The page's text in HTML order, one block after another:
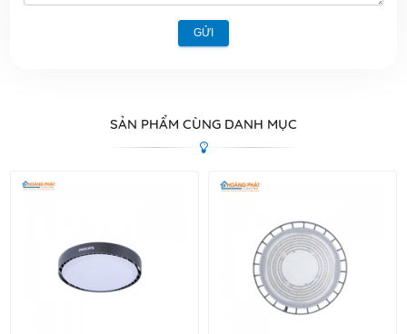
GỬI
SẢN PHẨM CÙNG DANH MỤC